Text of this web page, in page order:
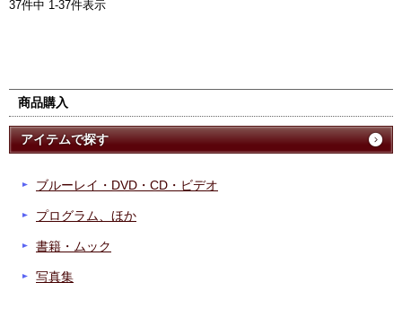
37件中 1-37件表示
商品購入
アイテムで探す
ブルーレイ・DVD・CD・ビデオ
プログラム、ほか
書籍・ムック
写真集